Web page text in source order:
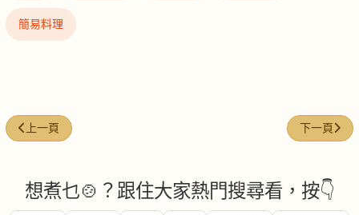
簡易料理
上一篇文章: 培根肉丁炒蒲瓜
上一頁 下一篇文章
下一頁
想煮乜🍲？跟住大家熱門搜尋看，按👇